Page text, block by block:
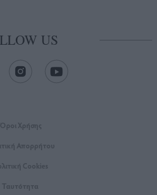
US
Όροι Xρήσης
Απορρήτου
Cookies
Ταυτότητα